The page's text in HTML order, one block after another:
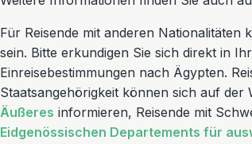
Für Reisende mit anderen
sein. Bitte erkundigen Sie sich direkt in
Einreisebestimmungen nach Ägypten.
Staatsangehörigkeit können sich auf der
Äußeres informieren, Reisende mit
Eidgenössischen Departements für